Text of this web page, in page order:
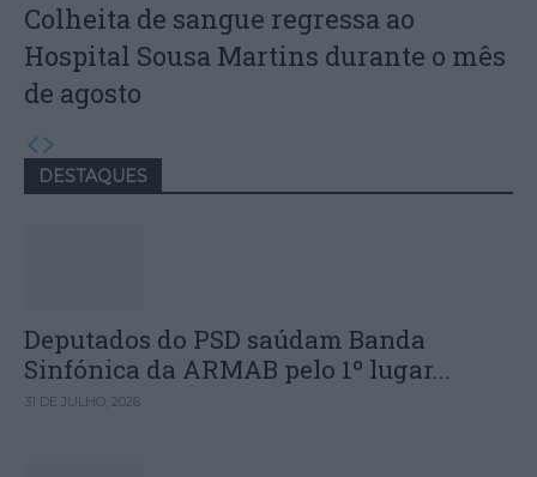
Colheita de sangue regressa ao
Hospital Sousa Martins durante o mês
de agosto
DESTAQUES
Deputados do PSD saúdam Banda
Sinfónica da ARMAB pelo 1º lugar...
31 DE JULHO, 2026